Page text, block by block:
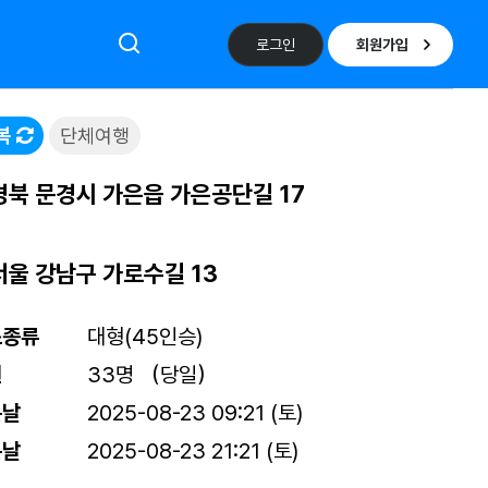
로그인 회원가입
단체여행
북 문경시 가은읍 가은공단길 17
울 강남구 가로수길 13
류
대형(45인승)
33명 （당일）
2025-08-23 09:21 (토)
2025-08-23 21:21 (토)